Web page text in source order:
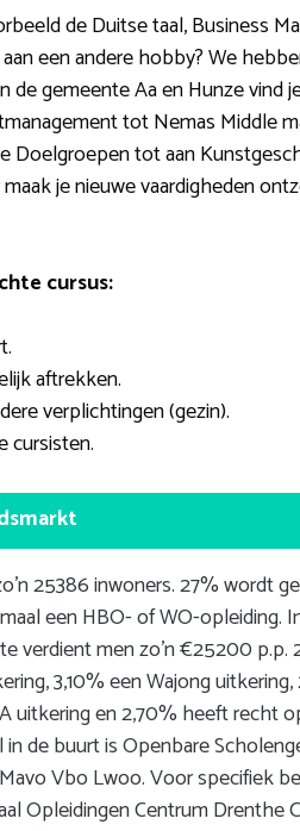
de Duitse taal, Business
een andere hobby? We
de gemeente Aa en Hunze vind
tot Nemas Middle
Doelgroepen tot aan
je nieuwe vaardigheden
cursus:
aftrekken.
verplichtingen (gezin).
cursisten.
25386 inwoners. 27% wordt
een HBO- of WO-opleiding.
verdient men zo’n €25200 p.p.
3,10% een Wajong
uitkering en 2,70% heeft recht
de buurt is Openbare
Vbo Lwoo. Voor specifiek
Opleidingen Centrum Drenthe